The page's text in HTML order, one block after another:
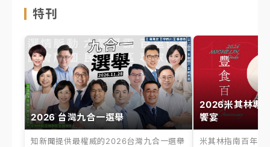
特刊
2026 台灣九合一選舉
知新聞提供最權威的2026台灣九合一選舉
2026米其林專
饗宴
米其林指南百年之